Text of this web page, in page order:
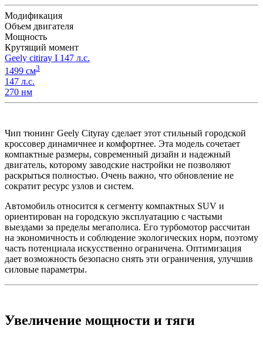
Модификация
Объем двигателя
Мощность
Крутящий момент
Geely citiray I 147 л.с.
1499 см3
147 л.с.
270 нм
Чип тюнинг Geely Cityray сделает этот стильный городской
кроссовер динамичнее и комфортнее. Эта модель сочетает
компактные размеры, современный дизайн и надежный
двигатель, которому заводские настройки не позволяют
раскрыться полностью. Очень важно, что обновление не
сократит ресурс узлов и систем.
Автомобиль относится к сегменту компактных SUV и
ориентирован на городскую эксплуатацию с частыми
выездами за пределы мегаполиса. Его турбомотор рассчитан
на экономичность и соблюдение экологических норм, поэтому
часть потенциала искусственно ограничена. Оптимизация
дает возможность безопасно снять эти ограничения, улучшив
силовые параметры.
Увеличение мощности и тяги